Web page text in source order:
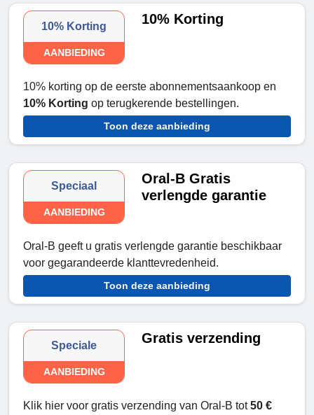
10% Korting
AANBIEDING
10% Korting
10% korting op de eerste abonnementsaankoop en
10% Korting op terugkerende bestellingen.
Toon deze aanbieding
Speciaal
AANBIEDING
Oral-B Gratis
verlengde garantie
Oral-B geeft u gratis verlengde garantie beschikbaar
voor gegarandeerde klanttevredenheid.
Toon deze aanbieding
Speciale
AANBIEDING
Gratis verzending
Klik hier voor gratis verzending van Oral-B tot50 €